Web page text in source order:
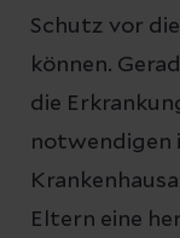
Schutz vor
können.
die
notwendigen
Eltern eine